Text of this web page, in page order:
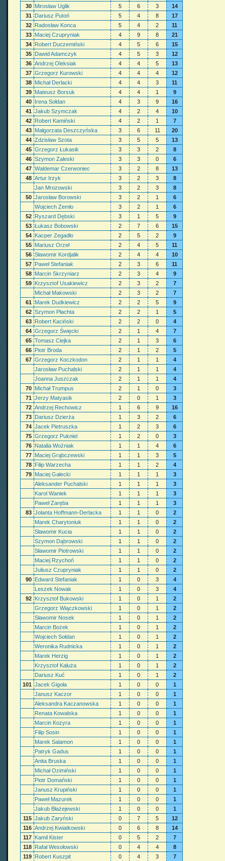
30 Mirosław Uglik 5 6 3
14
31
Dariusz Putoń 5 4 8
17
32 Radosław Konca 5 4 2
11
33 Maciej Czupryniak 4 9 8
21
34 Robert Duczemiński 4 5 6
15
35 Dawid Adamczyk 4 5 3
12
36 Andrzej Oleksiak 4 4 5
13
37 Grzegorz Kurowski 4 4 4
12
38 Michał Derlacki 4 4 3
11
39 Mateusz Borsuk 4 4 1
9
40 Irena Sołdan 4 3 9
16
41 Jakub Szymczak 4 2 4
10
42 Robert Kamiński 4 2 1
7
43 Małgorzata Deszczyńska 3 6 11
20
44 Zdzisław Szota 3 5 5
13
45 Grzegorz Łukasik 3 3 2
8
46 Szymon Zaleski 3 3 0
6
47 Waldemar Czerwoniec 3 2 8
13
48 Artur Irzyk 3 2 3
8
Jan Mrozowski
3 2 3
8
50 Jarosław Borowski 3 2 1
6
Wojciech Zemło
3 2 1
6
52 Ryszard Dębski 3 1 5
9
53 Łukasz Bobowski 2 7 6
15
54 Kacper Zegadło 2 5 2
9
55 Mariusz Orzeł 2 4 5
11
56 Sławomir Kordjalik 2 4 4
10
57 Paweł Stefaniak 2 3 6
11
58 Marcin Skrzyniarz 2 3 4
9
59 Krzysztof Usakiewicz 2 3 2
7
Michał Makowski
2 3 2
7
61
Marek Dudkiewicz 2 2 5
9
62 Szymon Płachta 2 2 1
5
63 Robert Kaciński 2 2 0
4
64 Grzegorz Święcki 2 1 4
7
65 Tomasz Ciejka 2 1 3
6
66 Piotr Broda 2 1 2
5
67 Grzegorz Koczkodon 2 1 1
4
Jarosław Puchalski
2 1 1
4
Joanna Juszczak
2 1 1
4
70 Michał Trumpus 2 1 0
3
71 Jerzy Matyasik 2 0 1
3
72 Andrzej Rechowicz 1 6 9
16
73 Dariusz Dzierża 1 3 2
6
74 Jacek Pietruszka 1 2 3
6
75 Grzegorz Pukniel 1 2 0
3
76 Natalia Woźniak 1 1 4
6
77 Maciej Grąbczewski 1 1 3
5
78 Filip Warzecha 1 1 2
4
79 Maciej Gałecki 1 1 1
3
Aleksander Puchalski
1 1 1
3
Karol Waniek
1 1 1
3
Paweł Zaręba
1 1 1
3
83 Jolanta Hoffmann-Derlacka 1 1 0
2
Marek Charytoniuk
1 1 0
2
Sławomir Kucia
1 1 0
2
Szymon Dąbrowski
1 1 0
2
Sławomir Piotrowski
1 1 0
2
Maciej Rzychoń
1 1 0
2
Juliusz Czupryniak
1 1 0
2
90 Edward Stefaniak 1 0 3
4
Leszek Nowak
1 0 3
4
92 Krzysztof Bukowski 1 0 1
2
Grzegorz Wiączkowski
1 0 1
2
Sławomir Nosek
1 0 1
2
Marcin Bożek
1 0 1
2
Wojciech Sołdan
1 0 1
2
Weronika Rudnicka
1 0 1
2
Marek Herzig
1 0 1
2
Krzysztof Kałuża
1 0 1
2
Dariusz Kuć
1 0 1
2
101 Jacek Gigoła 1 0 0
1
Janusz Kaczor
1 0 0
1
Aleksandra Kaczanowska
1 0 0
1
Renata Kowalska
1 0 0
1
Marcin Kozyra
1 0 0
1
Filip Sosin
1 0 0
1
Marek Salamon
1 0 0
1
Patryk Gadus
1 0 0
1
Anita Bruska
1 0 0
1
Michał Ozimiński
1 0 0
1
Piotr Domański
1 0 0
1
Janusz Krupiński
1 0 0
1
Paweł Mazurek
1 0 0
1
Jakub Błażejewski
1 0 0
1
115 Jakub Zaryński 0 7 5
12
116 Andrzej Kwiatkowski 0 6 8
14
117 Kamil Kister 0 5 2
7
118 Rafał Wesołowski 0 4 4
8
119 Robert Kuszpit 0 4 3 7